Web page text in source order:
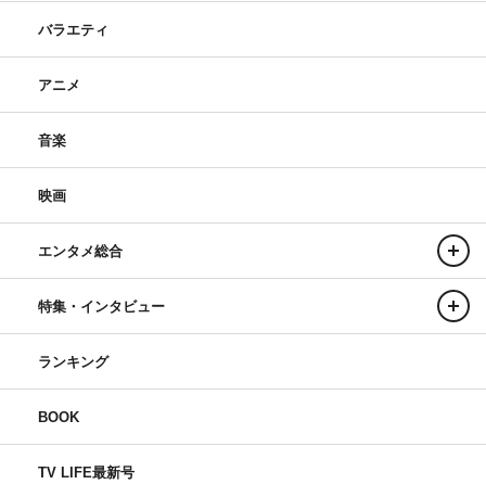
バラエティ
アニメ
音楽
映画
エンタメ総合
特集・インタビュー
ランキング
BOOK
TV LIFE最新号